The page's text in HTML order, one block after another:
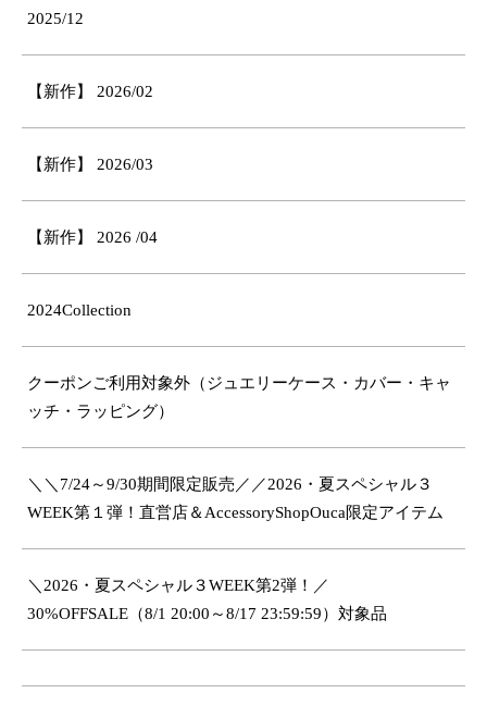
2025/12
【新作】 2026/02
【新作】 2026/03
【新作】 2026 /04
2024Collection
クーポンご利用対象外（ジュエリーケース・カバー・キャ
ッチ・ラッピング）
＼＼7/24～9/30期間限定販売／／2026・夏スペシャル３
WEEK第１弾！直営店＆AccessoryShopOuca限定アイテム
＼2026・夏スペシャル３WEEK第2弾！／
30%OFFSALE（8/1 20:00～8/17 23:59:59）対象品